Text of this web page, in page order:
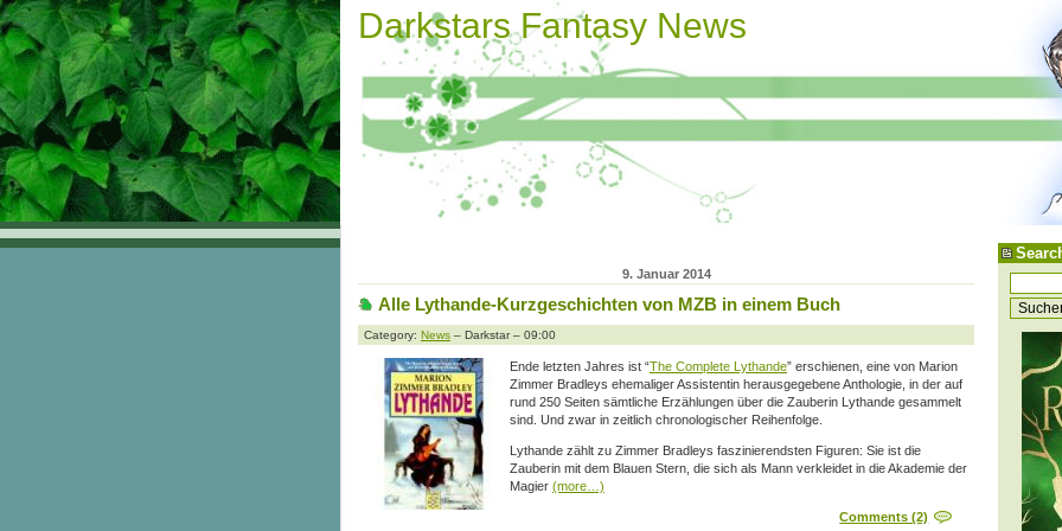
Darkstars Fantasy News
9. Januar 2014
Alle Lythande-Kurzgeschichten von MZB in einem Buch
Category: News – Darkstar – 09:00
Ende letzten Jahres ist “The Complete Lythande” erschienen, eine von Marion
Zimmer Bradleys ehemaliger Assistentin herausgegebene Anthologie, in der auf
rund 250 Seiten sämtliche Erzählungen über die Zauberin Lythande gesammelt
sind. Und zwar in zeitlich chronologischer Reihenfolge.
Lythande zählt zu Zimmer Bradleys faszinierendsten Figuren: Sie ist die
Zauberin mit dem Blauen Stern, die sich als Mann verkleidet in die Akademie der
Magier (more…)
Comments (2)